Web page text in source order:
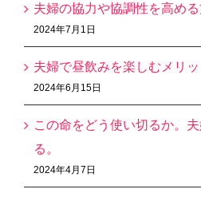
夫婦の協力や協調性を高め
2024年7月1日
夫婦で昼飲みを楽しむメリ
2024年6月15日
この命をどう使い切るか。
る。
2024年4月7日